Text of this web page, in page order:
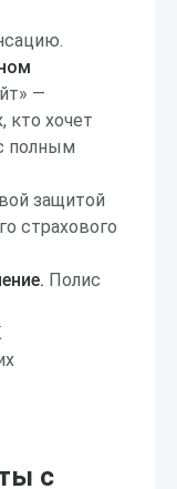
—
кто хочет
полным
защитой
страхового
Полис
с